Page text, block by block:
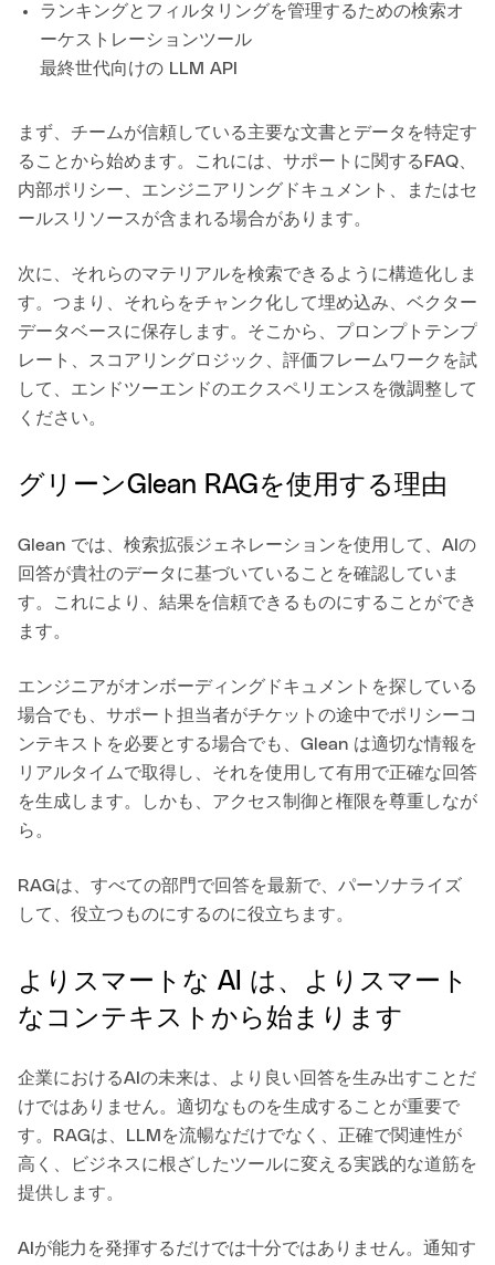
ランキングとフィルタリングを管理するための検索オ
ーケストレーションツール
最終世代向けの LLM API
まず、チームが信頼している主要な文書とデータを特定す
ることから始めます。これには、サポートに関するFAQ、
内部ポリシー、エンジニアリングドキュメント、またはセ
ールスリソースが含まれる場合があります。
次に、それらのマテリアルを検索できるように構造化しま
す。つまり、それらをチャンク化して埋め込み、ベクター
データベースに保存します。そこから、プロンプトテンプ
レート、スコアリングロジック、評価フレームワークを試
して、エンドツーエンドのエクスペリエンスを微調整して
ください。
グリーンGlean RAGを使用する理由
Glean では、検索拡張ジェネレーションを使用して、AIの
回答が貴社のデータに基づいていることを確認していま
す。これにより、結果を信頼できるものにすることができ
ます。
エンジニアがオンボーディングドキュメントを探している
場合でも、サポート担当者がチケットの途中でポリシーコ
ンテキストを必要とする場合でも、Glean は適切な情報を
リアルタイムで取得し、それを使用して有用で正確な回答
を生成します。しかも、アクセス制御と権限を尊重しなが
ら。
RAGは、すべての部門で回答を最新で、パーソナライズ
して、役立つものにするのに役立ちます。
よりスマートな AI は、よりスマート
なコンテキストから始まります
企業におけるAIの未来は、より良い回答を生み出すことだ
けではありません。適切なものを生成することが重要で
す。RAGは、LLMを流暢なだけでなく、正確で関連性が
高く、ビジネスに根ざしたツールに変える実践的な道筋を
提供します。
AIが能力を発揮するだけでは十分ではありません。通知す